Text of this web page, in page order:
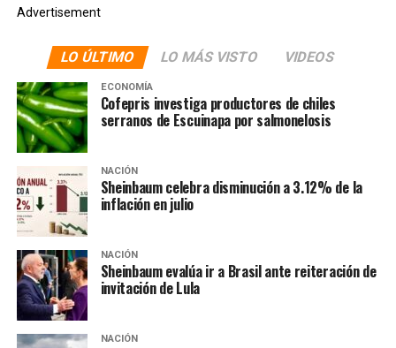
Las cenizas de José José llegaron este miércoles a la
Ciudad de México, por lo que el hijo del cantante, José
Joel, hizo un agradecimiento a todos los que les
brindaron su ayuda.
«Quisiéramos agradecer al señor presidente, a la jefa de
Gobierno, al secretario de Relaciones Exteriores, a la
Secretaría de Cultura y al cónsul de México en Miami
por lo que se logró. Porque logramos el cometido:
nuestro príncipe José José ya está en México», declaró.
Te puede interesar:
Después de cremar a José
Advertisement
LO ÚLTIMO LO MÁS VISTO VIDEOS
ECONOMÍA
Cofepris investiga productores de chiles
serranos de Escuinapa por salmonelosis
NACIÓN
Sheinbaum celebra disminución a 3.12% de la
inflación en julio
NACIÓN
Sheinbaum evalúa ir a Brasil ante reiteración de
invitación de Lula
NACIÓN